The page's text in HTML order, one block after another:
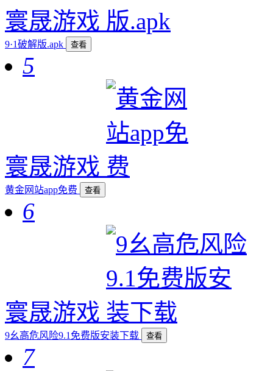
寰晟游戏
9·1破解版.apk 查看
5
寰晟游戏
黄金网站app免费 查看
6
寰晟游戏
9幺高危风险9.1免费版安装下载 查看
7